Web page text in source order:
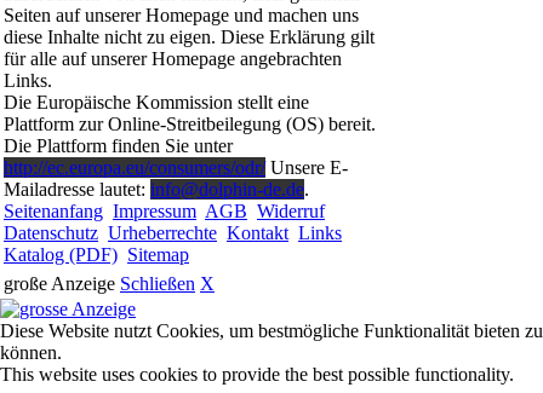
Seiten auf unserer Homepage und machen uns
diese Inhalte nicht zu eigen. Diese Erklärung gilt
für alle auf unserer Homepage angebrachten
Links.
Die Europäische Kommission stellt eine
Plattform zur Online-Streitbeilegung (OS) bereit.
Die Plattform finden Sie unter
http://ec.europa.eu/consumers/odr/Unsere E-
Mailadresse lautet: info@dolphin-de.de.
Seitenanfang Impressum AGB Widerruf
Datenschutz Urheberrechte Kontakt Links
Katalog (PDF) Sitemap
große Anzeige Schließen X
Diese Website nutzt Cookies, um bestmögliche Funktionalität bieten zu
können.
This website uses cookies to provide the best possible functionality.